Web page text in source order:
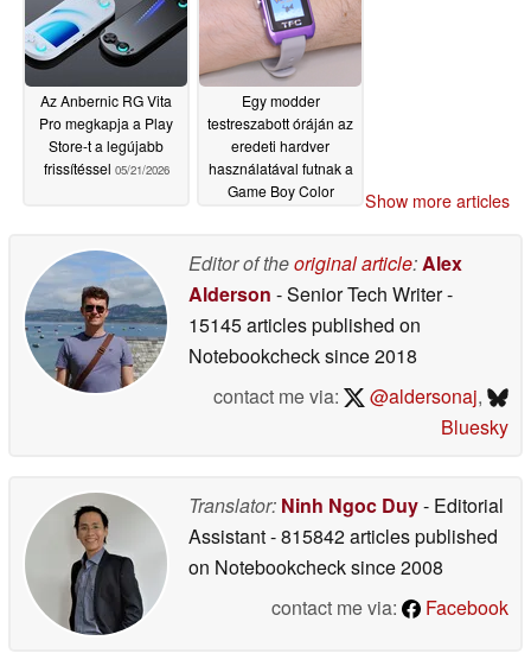
Az Anbernic RG Vita
Pro megkapja a Play
Store-t a legújabb
frissítéssel 05/21/2026
Egy modder
testreszabott óráján az
eredeti hardver
használatával futnak a
Game Boy Color
Show more articles
Editor of theoriginal article:Alex
Alderson - Senior Tech Writer-
15145 articles published on
Notebookchecksince 2018
contact me via:
@aldersonaj,
Bluesky
Translator: Ninh Ngoc Duy- Editorial
Assistant- 815842 articles published
on Notebookchecksince 2008
contact me via:
Facebook